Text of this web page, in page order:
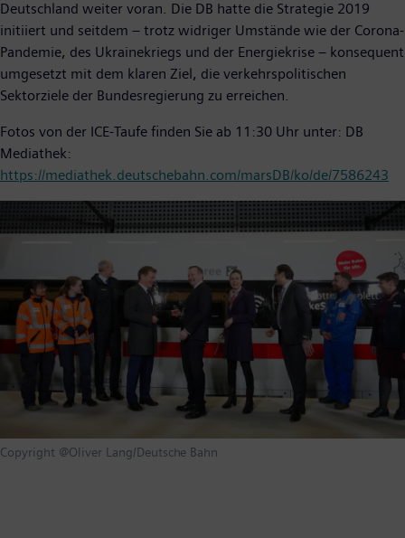
Deutschland weiter voran. Die DB hatte die Strategie 2019
initiiert und seitdem – trotz widriger Umstände wie der Corona-
Pandemie, des Ukrainekriegs und der Energiekrise – konsequent
umgesetzt mit dem klaren Ziel, die verkehrspolitischen
Sektorziele der Bundesregierung zu erreichen.
Fotos von der ICE-Taufe finden Sie ab 11:30 Uhr unter: DB
Mediathek:
https://mediathek.deutschebahn.com/marsDB/ko/de/7586243
Copyright @Oliver Lang/Deutsche Bahn